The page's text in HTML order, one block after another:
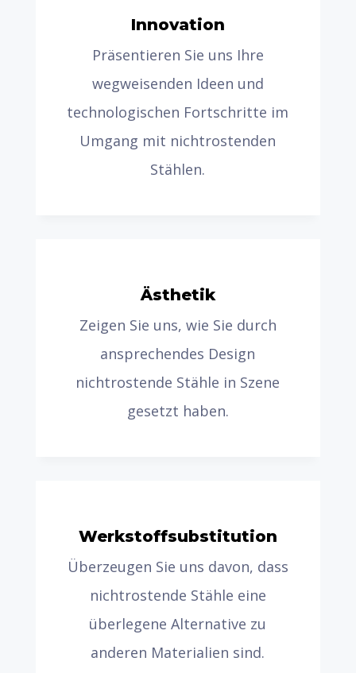
Innovation
Präsentieren Sie uns Ihre
wegweisenden Ideen und
technologischen Fortschritte im
Umgang mit nichtrostenden
Stählen.
Ästhetik
Zeigen Sie uns, wie Sie durch
ansprechendes Design
nichtrostende Stähle in Szene
gesetzt haben.
Werkstoff­substitution
Überzeugen Sie uns davon, dass
nichtrostende Stähle eine
überlegene Alternative zu
anderen Materialien sind.